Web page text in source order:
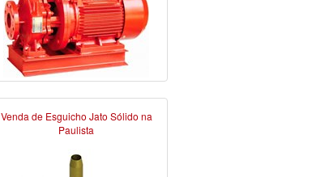
Venda de Esguicho Jato Sólido na
Paulista